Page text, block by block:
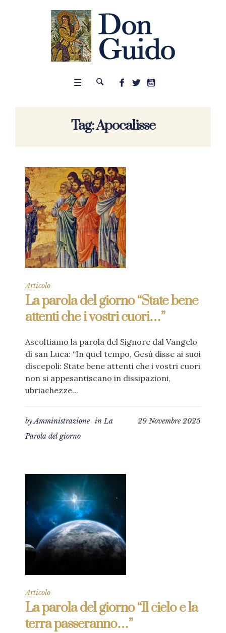
Tag:Apocalisse
Articolo
La parola del giorno “State bene
attenti che i vostri cuori…”
Ascoltiamo la parola del Signore dal Vangelo
di san Luca: “In quel tempo, Gesù disse ai suoi
discepoli: State bene attenti che i vostri cuori
non si appesantiscano in dissipazioni,
ubriachezze...
29 Novembre 2025
byAmministrazione inLa
Parola del giorno
Articolo
La parola del giorno “Il cielo e la
terra passeranno…”